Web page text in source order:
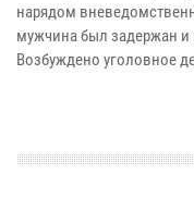
нарядом
мужчина был задержан и
Возбуждено уголовное